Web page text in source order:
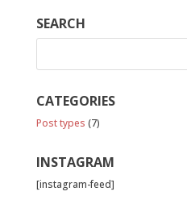
SEARCH
CATEGORIES
Post types (7)
INSTAGRAM
[instagram-feed]